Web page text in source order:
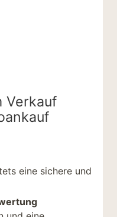
Verkauf
eine sichere und